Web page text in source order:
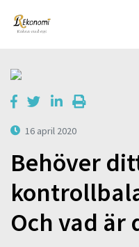
16 april 2020
Behöver
Och vad är